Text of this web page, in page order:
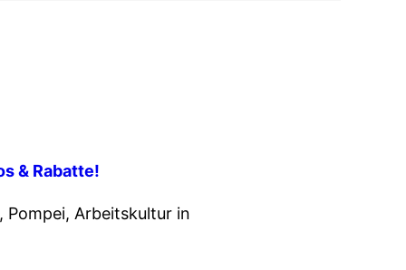
& Rabatte!
Pompei, Arbeitskultur in